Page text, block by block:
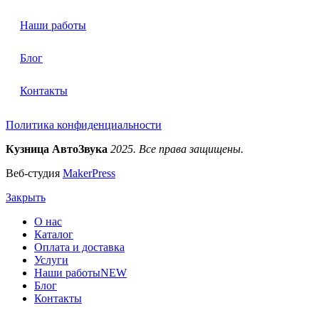
Наши работы
Блог
Контакты
Политика конфиденциальности
Кузница АвтоЗвука 2025. Все права защищены.
Веб-студия MakerPress
Закрыть
О нас
Каталог
Оплата и доставка
Услуги
Наши работыNEW
Блог
Контакты